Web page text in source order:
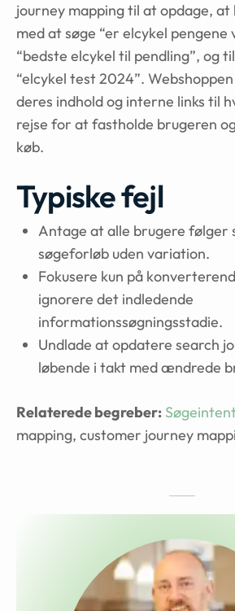
journey mapping til at opdage,
med at søge “er elcykel
“bedste elcykel til pendling”, og
“elcykel test 2024”.
deres indhold og interne links til
rejse for at fastholde brugeren
køb.
Typiske fejl
Antage at alle brugere følger
søgeforløb uden variation.
Fokusere kun på
ignorere det indledende
informationssøgningsstadie.
Undlade at opdatere search
løbende i takt med ændrede
Relaterede begreber:
mapping, customer journey